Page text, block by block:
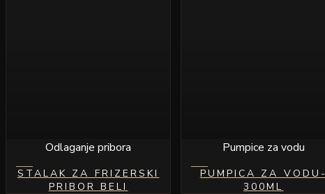
Odlaganje pribora
STALAK ZA FRIZERSKI
PRIBOR BELI
Pumpice za vodu
PUMPICA ZA VODU-
300ML